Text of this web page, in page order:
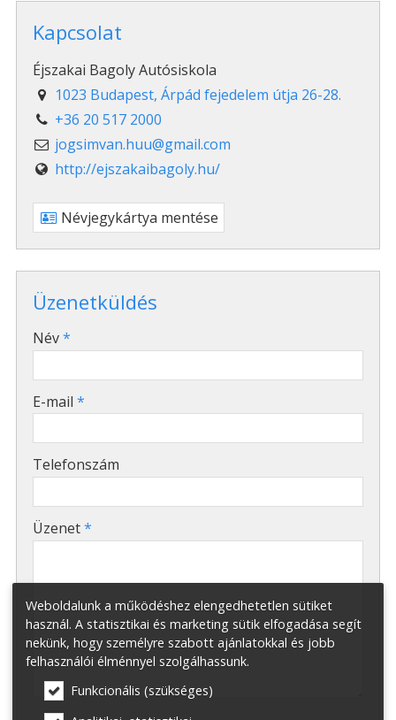
Kapcsolat
Éjszakai Bagoly Autósiskola
1023 Budapest, Árpád fejedelem útja 26-28.
+36 20 517 2000
jogsimvan.huu@gmail.com
http://ejszakaibagoly.hu/
Névjegykártya mentése
Üzenetküldés
-
-
-
-
Név*
E-mail *
Telefonszám
Üzenet*
Weboldalunk a működéshez elengedhetetlen sütiket
használ. A statisztikai és marketing sütik elfogadása segít
nekünk, hogy személyre szabott ajánlatokkal és jobb
felhasználói élménnyel szolgálhassunk.
Funkcionális (szükséges)